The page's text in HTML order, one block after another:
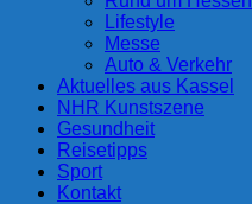
Lifestyle
Messe
Auto & Verkehr
Aktuelles aus Kassel
NHR Kunstszene
Gesundheit
Reisetipps
Sport
Kontakt